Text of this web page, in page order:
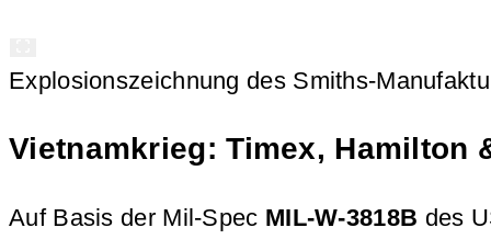
Explosionszeichnung des Smiths-
Vietnamkrieg: Timex, Hamilton
Auf Basis der Mil-Spec MIL-W-3818B des